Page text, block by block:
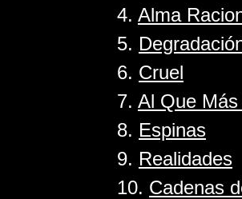
4. Alma
5.
6. Cruel
7. Al Que
8. Espinas
9. Realidades
10. Cadenas